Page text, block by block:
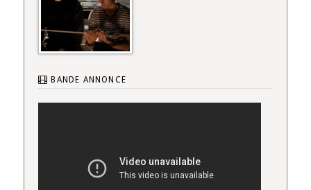
BANDE ANNONCE